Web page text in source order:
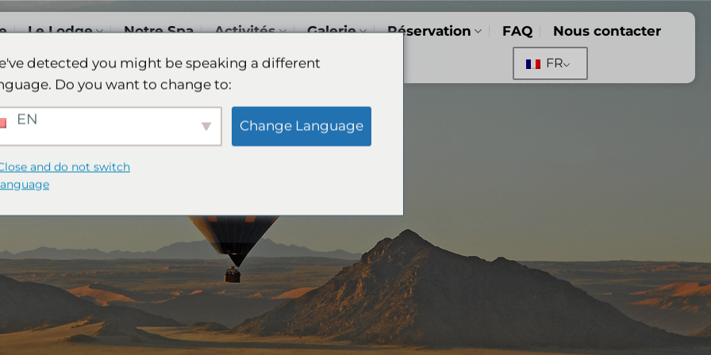
Le Lodge Notre Spa Activités Galerie Réservation FAQ Nous contacter
FR
detected you might be speaking a different
Do you want to change to:
EN Change Language
and do not switch